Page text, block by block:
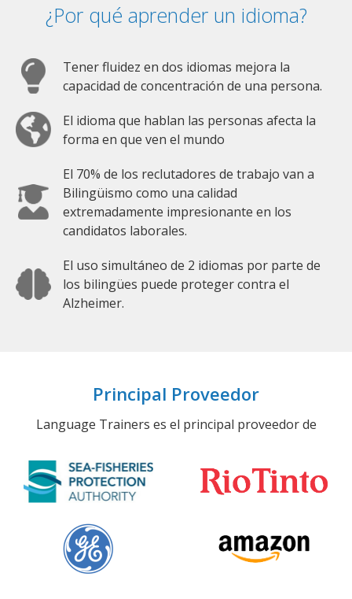
¿Por qué aprender un idioma?
Tener fluidez en dos idiomas mejora la
capacidad de concentración de una persona.
El idioma que hablan las personas afecta la
forma en que ven el mundo
El 70% de los reclutadores de trabajo van a
Bilingüismo como una calidad
extremadamente impresionante en los
candidatos laborales.
El uso simultáneo de 2 idiomas por parte de
los bilingües puede proteger contra el
Alzheimer.
Principal Proveedor
Language Trainers es el principal proveedor de